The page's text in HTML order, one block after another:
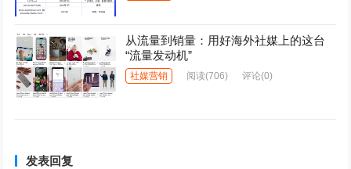
从流量到销量：用好海外社媒上的这台
“流量发动机”
社媒营销 阅读(706) 评论(0)
发表回复